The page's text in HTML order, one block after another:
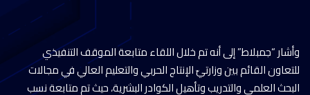
وأشار “جمبلاط” إلى أنه تم خلال اللقاء متابعة الموقف التنفيذي
للتعاون القائم بين وزارتيّ الإنتاج الحربي والتعليم العالي في مجالات
البحث العلمي والتدريب وتأهيل الكوادر البشرية، حيث تم متابعة نسب